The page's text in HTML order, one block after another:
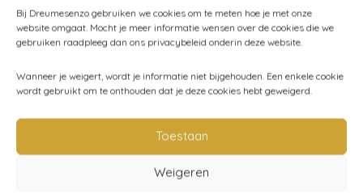
Bij Dreumesenzo gebruiken we cookies om te meten hoe je met onze
website omgaat. Mocht je meer informatie wensen over de cookies die we
gebruiken raadpleeg dan ons privacybeleid onderin deze website.
Wanneer je weigert, wordt je informatie niet bijgehouden. Een enkele cookie
wordt gebruikt om te onthouden dat je deze cookies hebt geweigerd.
Toestaan
Weigeren
Artikelnummer:CC-1023
Categorieën:Speelgoed,Spelen, Cleverclixx,Magnetisch
speelgoed
Gerelateerde producten